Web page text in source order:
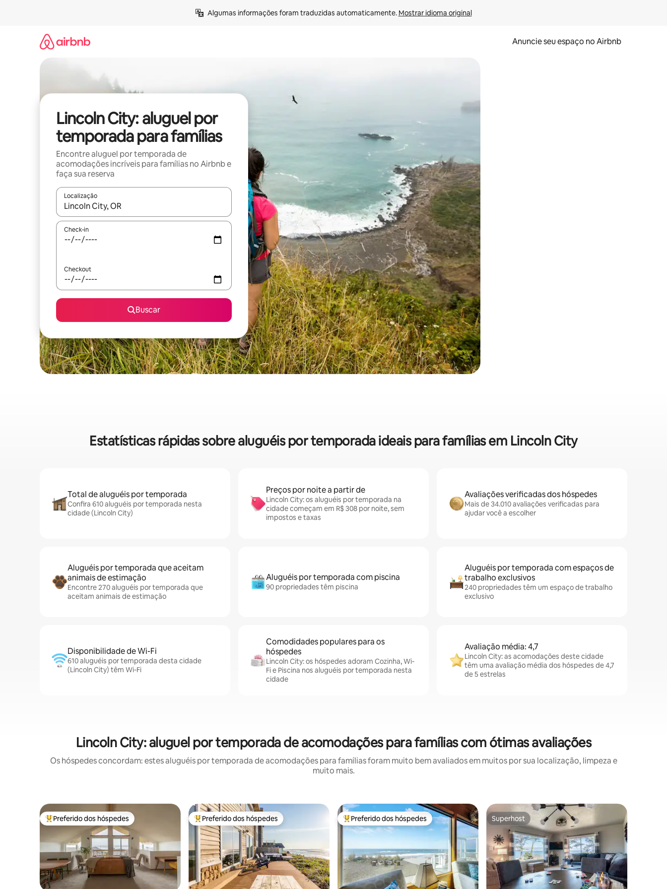
Algumas informações foram traduzidas automaticamente. Mostrar idioma original
Anuncie seu espaço no Airbnb
Lincoln City: aluguel por
temporada para famílias
Encontre aluguel por temporada de
acomodações incríveis para famílias no Airbnb e
faça sua reserva
Localização
Quando os resultados estiverem disponíveis, explore-os usando as seta para cima e para baixo do teclado ou tocando e deslizando o dedo na tela.
Check-in
Checkout
Buscar
Estatísticas rápidas sobre aluguéis por temporada ideais para famílias em Lincoln City
Total de aluguéis por temporada
Confira 610 aluguéis por temporada nesta
cidade (Lincoln City)
Preços por noite a partir de
Lincoln City: os aluguéis por temporada na
cidade começam em R$ 308 por noite, sem
impostos e taxas
Avaliações verificadas dos hóspedes
Mais de 34.010 avaliações verificadas para
ajudar você a escolher
Aluguéis por temporada que aceitam
animais de estimação
Encontre 270 aluguéis por temporada que
aceitam animais de estimação
Aluguéis por temporada com piscina
90 propriedades têm piscina
Aluguéis por temporada com espaços de
trabalho exclusivos
240 propriedades têm um espaço de trabalho
exclusivo
Disponibilidade de Wi-Fi
610 aluguéis por temporada desta cidade
(Lincoln City) têm Wi-Fi
Comodidades populares para os
hóspedes
Lincoln City: os hóspedes adoram Cozinha, Wi-
Fi e Piscina nos aluguéis por temporada nesta
cidade
Avaliação média: 4,7
Lincoln City: as acomodações deste cidade
têm uma avaliação média dos hóspedes de 4,7
de 5 estrelas
Lincoln City: aluguel por temporada de acomodações para famílias com ótimas avaliações
Os hóspedes concordam: estes aluguéis por temporada de acomodações para famílias foram muito bem avaliados em muitos por sua localização, limpeza e
muito mais.
Entre os melhores preferidos dos hóspedes
Preferido dos hóspedes Entre os melhores preferidos dos hóspedes
Preferido dos hóspedes Entre os melhores preferidos dos hóspedes
Preferido dos hóspedes Superhost
Superhost